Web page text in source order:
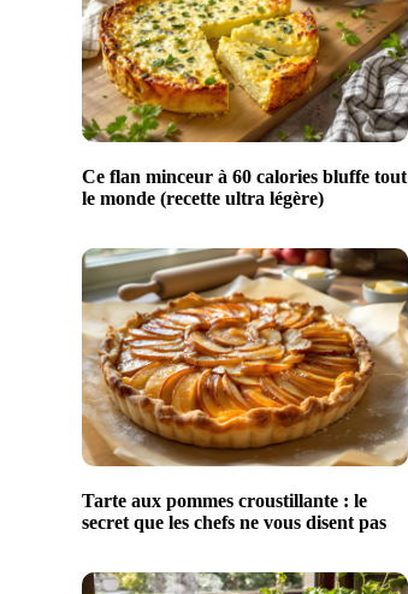
Ce flan minceur à 60 calories bluffe tout
le monde (recette ultra légère)
Tarte aux pommes croustillante : le
secret que les chefs ne vous disent pas